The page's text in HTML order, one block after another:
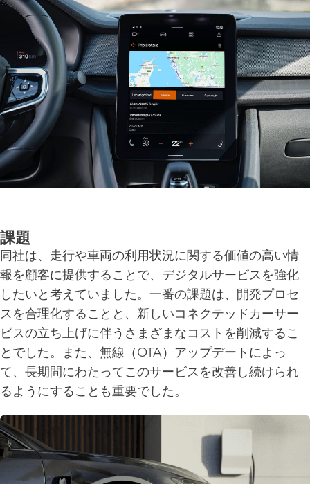
課題
同社は、走行や車両の利用状況に関する価値の高い情
報を顧客に提供することで、デジタルサービスを強化
したいと考えていました。一番の課題は、開発プロセ
スを合理化することと、新しいコネクテッドカーサー
ビスの立ち上げに伴うさまざまなコストを削減するこ
とでした。また、無線（OTA）アップデートによっ
て、長期間にわたってこのサービスを改善し続けられ
るようにすることも重要でした。